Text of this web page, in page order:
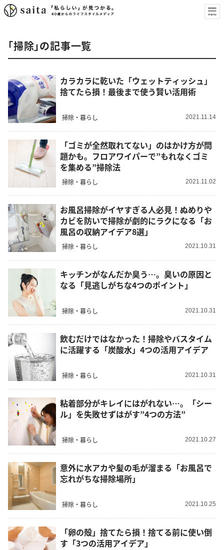
「掃除」の記事一覧
カラカラに乾いた「ウェットティッシュ」
捨てたら損！最後まで使う賢い活用術
掃除・暮らし 2021.11.14
「ゴミが全然取れてない」のはかけ方が問
題かも。フロアワイパーで”もれなくゴミ
を集める”掃除法
掃除・暮らし 2021.11.02
お風呂掃除がイヤすぎる人必見！ぬめりや
カビを防いで掃除が劇的にラクになる「お
風呂の収納アイデア8選」
掃除・暮らし 2021.10.31
キッチンがなんだか臭う…。臭いの原因と
なる「見逃しがちな4つのポイント」
掃除・暮らし 2021.10.31
飲むだけではなかった！掃除やバスタイム
に活躍する「炭酸水」4つの活用アイデア
掃除・暮らし 2021.10.31
粘着部分がキレイにはがれない…。「シー
ル」を失敗せずはがす”4つの方法”
掃除・暮らし 2021.10.27
意外に水アカや髪の毛が溜まる「お風呂で
忘れがちな掃除場所」
掃除・暮らし 2021.10.25
「卵の殻」捨てたら損！捨てる前に使い倒
す「3つの活用アイデア」